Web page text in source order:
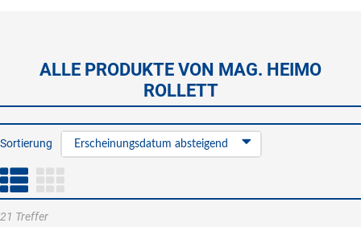
ALLE PRODUKTE VON MAG. HEIMO
ROLLETT
Sortierung Erscheinungsdatum absteigend
21 Treffer